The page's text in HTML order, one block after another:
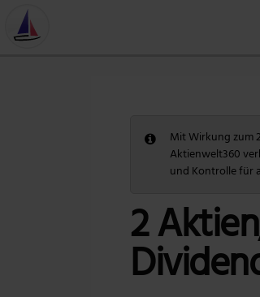
Mit Wirkung zum
Aktienwelt360
und Kontrolle für
2